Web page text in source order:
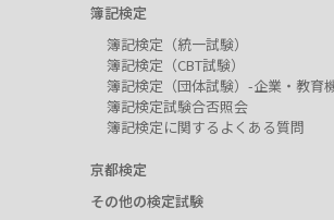
簿記検定
簿記検定（統一試験）
簿記検定（CBT試験）
簿記検定（団体試験）-企業・教育
簿記検定試験合否照会
簿記検定に関するよくある質問
京都検定
その他の検定試験